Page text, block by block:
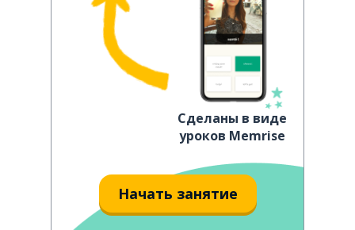
Сделаны в виде
уроков Memrise
Начать занятие